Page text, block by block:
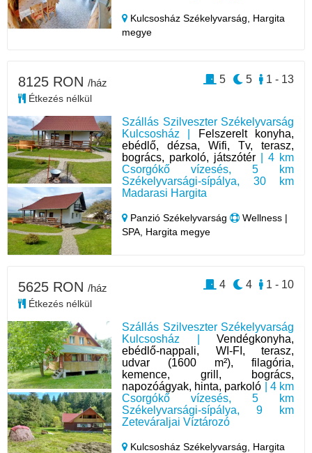
Kulcsosház Székelyvarság, Hargita
megye
Szállás Szilveszter Székelyvarság
Kulcsosház |
Felszerelt konyha,
ebédlő, dézsa, Wifi, Tv, terasz,
bogrács, parkoló, játszótér | 4 km
Csorgókő vízesés, 5 km
Székelyvarsági-sípálya, 30 km
Madarasi Hargita
Panzió Székelyvarság
Wellness |
SPA, Hargita megye
8125 RON /ház
Étkezés nélkül
1 - 13
5
5
Szállás Szilveszter Székelyvarság
Kulcsosház | Vendégkonyha,
ebédlő-nappali, WI-FI, terasz,
udvar (1600 m²), filagória,
kemence, grill, bogrács,
napozóágyak, hinta, parkoló | 4 km
Csorgókő vízesés, 5 km
Székelyvarsági-sípálya, 9 km
Zeteváraljai Víztározó
Kulcsosház Székelyvarság, Hargita
5625 RON /ház
Étkezés nélkül
1 - 10
4
4